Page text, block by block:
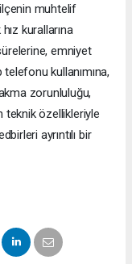
ilçenin muhtelif
kurallarına
emniyet
kullanımına,
zorunluluğu,
teknik özellikleriyle
ayrıntılı bir